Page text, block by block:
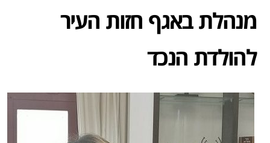
מנהלת באגף חזות העיר
להולדת הנכד